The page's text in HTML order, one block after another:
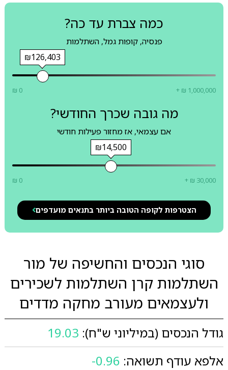
כמה צברת עד כה?
פנסיה, קופות גמל, השתלמות
₪126,403
₪ 0 + ₪ 1,000,000
מה גובה שכרך החודשי?
אם עצמאי, אז מחזור פעילות חודשי
₪14,500
₪ 0 + ₪ 30,000
הצטרפות לקופה הטובה ביותר בתנאים מועדפים
סוגי הנכסים והחשיפה של מור
השתלמות קרן השתלמות לשכירים
ולעצמאים מעורב מחקה מדדים
גודל הנכסים (במיליוני ש"ח): 19.03
אלפא עודף תשואה: -0.96